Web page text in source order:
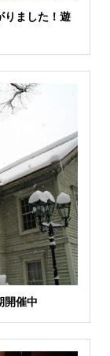
りました！遊
開催中